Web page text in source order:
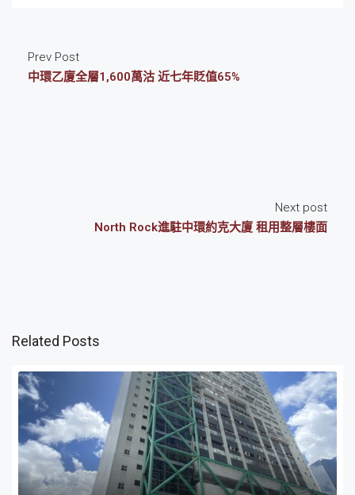
Prev Post
中環乙廈全層1,600萬沽 近七年貶值65%
Next post
North Rock進駐中環約克大廈 租用整層樓面
Related Posts